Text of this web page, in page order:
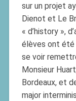
sur un projet
Dienot et Le
« d’history »,
élèves ont été
se voir
Monsieur
Bordeaux, et
major